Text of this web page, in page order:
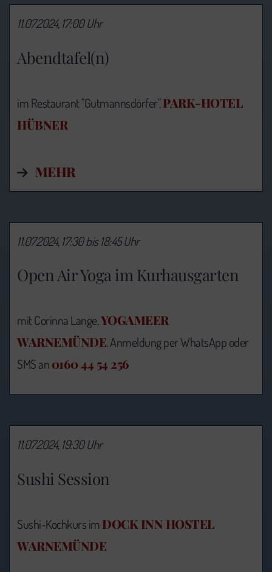
Abendtafel(n)
11.07.2024, 17:00 Uhr
im Restaurant "Gutmannsdörfer",PARK-HOTEL
HÜBNER
MEHR
Open Air Yoga im Kurhausgarten
11.07.2024, 17:30 bis 18:45 Uhr
mit Corinna Lange,YOGAMEER
WARNEMÜNDE. Anmeldung per WhatsApp oder
SMS an0160 44 54 256
Sushi Session
11.07.2024, 19:30 Uhr
Sushi-Kochkurs imDOCK INN HOSTEL
WARNEMÜNDE